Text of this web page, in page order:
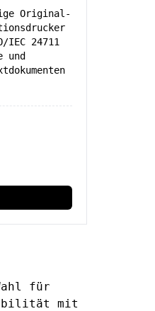
Original-
24711
und
für
mit